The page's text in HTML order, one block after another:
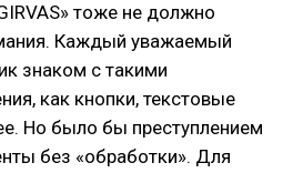
тоже не должно
Каждый уважаемый
знаком с такими
как кнопки, текстовые
Но было бы преступлением
без «обработки». Для